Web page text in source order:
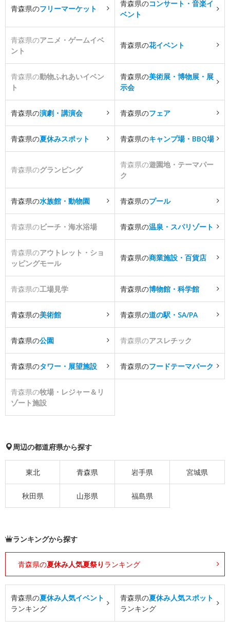
青森県のフリーマーケット
青森県のコンサート・音楽イ
ベント
青森県のアニメ・ゲームイベ
ント
青森県の花イベント
青森県の動物ふれあいイベン
ト
青森県の美術展・博物展・展
示会
青森県の演劇・講演会 青森県のフェア
青森県の夏休みスポット 青森県のキャンプ場・BBQ場
青森県のグランピング
青森県の遊園地・テーマパー
ク
青森県の水族館・動物園 青森県のプール
青森県のビーチ・海水浴場 青森県の温泉・スパリゾート
青森県のアウトレット・ショ
ッピングモール
青森県の商業施設・百貨店
青森県の工場見学 青森県の博物館・科学館
青森県の美術館 青森県の道の駅・SA/PA
青森県の公園 青森県のアスレチック
青森県のタワー・展望施設 青森県のフードテーマパーク
青森県の牧場・レジャー＆リ
ゾート施設
周辺の都道府県から探す
東北 青森県 岩手県 宮城県
秋田県 山形県 福島県
ランキングから探す
青森県の夏休み人気夏祭り ランキング
青森県の夏休み人気イベント
ランキング
青森県の夏休み人気スポット
ランキング